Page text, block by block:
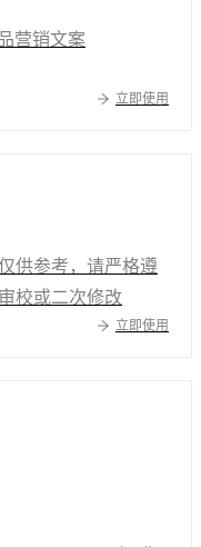
营销文案
立即使用
供参考，请严格遵
校或二次修改
立即使用